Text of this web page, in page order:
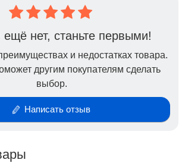
нет, станьте первыми!
и недостатках товара.
другим покупателям сделать
выбор.
Написать отзыв